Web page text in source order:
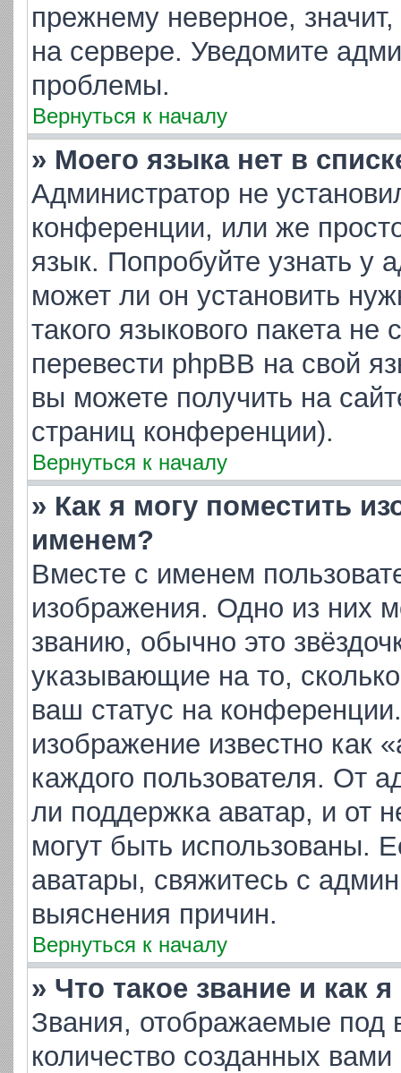
прежнему неверное,
на сервере. Уведомите
проблемы.
Вернуться к началу
» Моего языка нет в
Администратор не
конференции, или же
язык. Попробуйте узнать у
может ли он установить
такого языкового пакета
перевести phpBB на свой
вы можете получить на
страниц конференции).
Вернуться к началу
» Как я могу поместить
именем?
Вместе с именем
изображения. Одно из них
званию, обычно это
указывающие на то,
ваш статус на
изображение известно как
каждого пользователя. От
ли поддержка аватар, и от
могут быть использованы.
аватары, свяжитесь с
выяснения причин.
Вернуться к началу
» Что такое звание и как
Звания, отображаемые
количество созданных